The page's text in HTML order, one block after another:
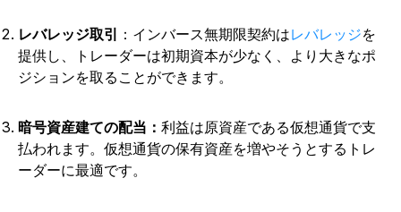
レバレッジ取引 ：インバース無期限契約はレバレッジを
提供し 、トレーダーは初期資本が少なく、より大きなポ
ジションを取ることができます。
暗号資産建ての配当： 利益は原資産である仮想通貨で支
払われます。仮想通貨の保有資産を増やそうとするトレ
ーダーに最適です。